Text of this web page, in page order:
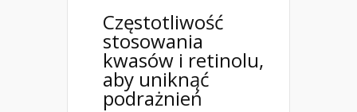
Częstotliwość
stosowania
kwasów i retinolu,
aby uniknąć
podrażnień